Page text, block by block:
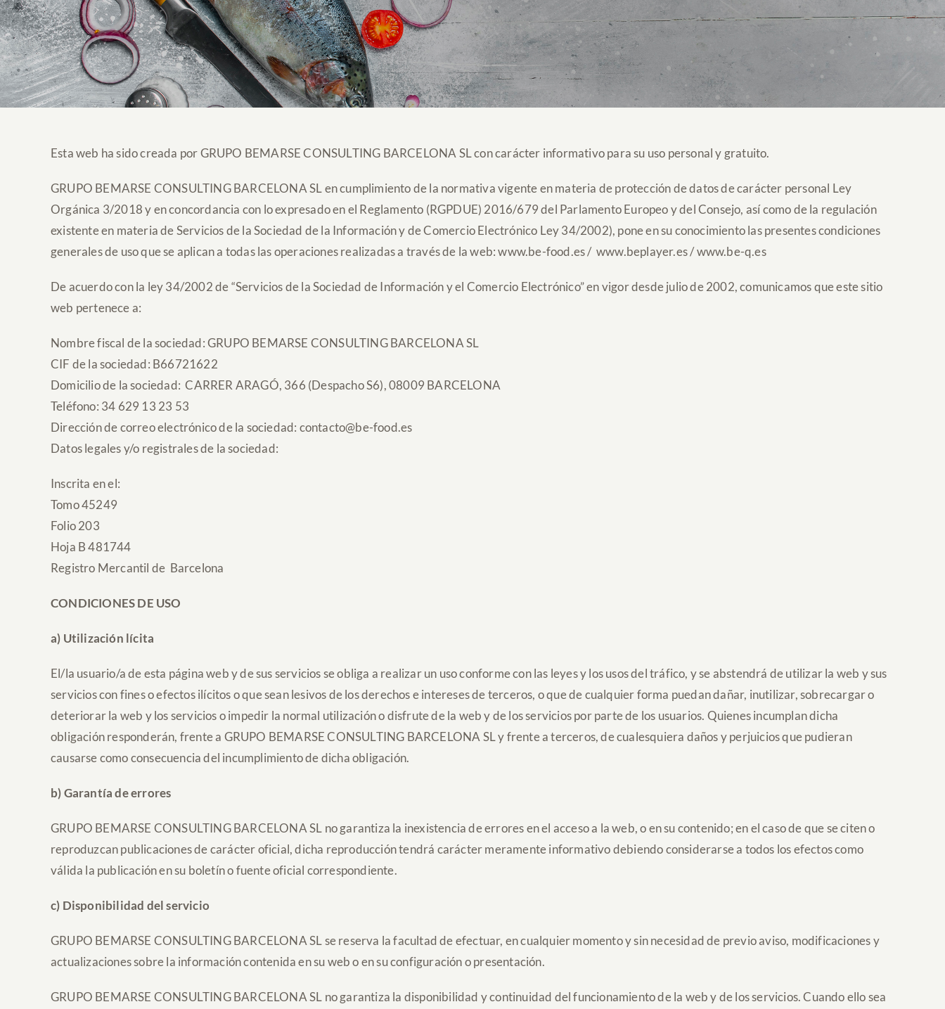
Esta web ha sido creada por GRUPO BEMARSE CONSULTING BARCELONA SL con carácter informativo para su uso personal y gratuito.
GRUPO BEMARSE CONSULTING BARCELONA SL en cumplimiento de la normativa vigente en materia de protección de datos de carácter personal Ley
Orgánica 3/2018 y en concordancia con lo expresado en el Reglamento (RGPDUE) 2016/679 del Parlamento Europeo y del Consejo, así como de la regulación
existente en materia de Servicios de la Sociedad de la Información y de Comercio Electrónico Ley 34/2002), pone en su conocimiento las presentes condiciones
generales de uso que se aplican a todas las operaciones realizadas a través de la web: www.be-food.es / www.beplayer.es / www.be-q.es
De acuerdo con la ley 34/2002 de “Servicios de la Sociedad de Información y el Comercio Electrónico” en vigor desde julio de 2002, comunicamos que este sitio
web pertenece a:
Nombre fiscal de la sociedad: GRUPO BEMARSE CONSULTING BARCELONA SL
CIF de la sociedad: B66721622
Domicilio de la sociedad: CARRER ARAGÓ, 366 (Despacho S6), 08009 BARCELONA
Teléfono: 34 629 13 23 53
Dirección de correo electrónico de la sociedad: contacto@be-food.es
Datos legales y/o registrales de la sociedad:
Inscrita en el:
Tomo 45249
Folio 203
Hoja B 481744
Registro Mercantil de Barcelona
CONDICIONES DE USO
a) Utilización lícita
El/la usuario/a de esta página web y de sus servicios se obliga a realizar un uso conforme con las leyes y los usos del tráfico, y se abstendrá de utilizar la web y sus
servicios con fines o efectos ilícitos o que sean lesivos de los derechos e intereses de terceros, o que de cualquier forma puedan dañar, inutilizar, sobrecargar o
deteriorar la web y los servicios o impedir la normal utilización o disfrute de la web y de los servicios por parte de los usuarios. Quienes incumplan dicha
obligación responderán, frente a GRUPO BEMARSE CONSULTING BARCELONA SL y frente a terceros, de cualesquiera daños y perjuicios que pudieran
causarse como consecuencia del incumplimiento de dicha obligación.
b) Garantía de errores
GRUPO BEMARSE CONSULTING BARCELONA SL no garantiza la inexistencia de errores en el acceso a la web, o en su contenido; en el caso de que se citen o
reproduzcan publicaciones de carácter oficial, dicha reproducción tendrá carácter meramente informativo debiendo considerarse a todos los efectos como
válida la publicación en su boletín o fuente oficial correspondiente.
c) Disponibilidad del servicio
GRUPO BEMARSE CONSULTING BARCELONA SL se reserva la facultad de efectuar, en cualquier momento y sin necesidad de previo aviso, modificaciones y
actualizaciones sobre la información contenida en su web o en su configuración o presentación.
GRUPO BEMARSE CONSULTING BARCELONA SL no garantiza la disponibilidad y continuidad del funcionamiento de la web y de los servicios. Cuando ello sea